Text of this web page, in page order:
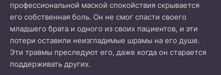
профессиональной маской спокойствия скрывается
его собственная боль. Он не смог спасти своего
младшего брата и одного из своих пациентов, и эти
потери оставили неизгладимые шрамы на его душе.
Эти травмы преследуют его, даже когда он старается
поддерживать других.